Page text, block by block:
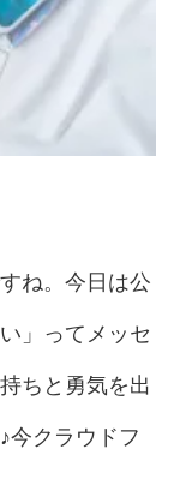
ね。今日は公
」ってメッセ
ちと勇気を出
今クラウドフ